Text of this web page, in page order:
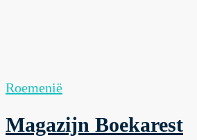
Roemenië
Magazijn Boekarest